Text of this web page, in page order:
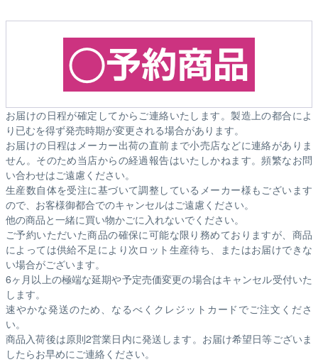
お届けの日程が確定してからご連絡いたします。製造上の都合によ
り已むを得ず発売時期が変更される場合があります。
お届けの日程はメーカー出荷の直前まで小売店などに連絡がありま
せん。そのため当店からの経過報告はいたしかねます。頻繁なお問
い合わせはご遠慮ください。
生産数自体を受注に基づいて調整しているメーカー様もございます
ので、お客様御都合でのキャンセルはご遠慮ください。
他の商品と一緒に買い物かごに入れないでください。
ご予約いただいた商品の確保に可能な限り務めておりますが、商品
によっては供給不足により次ロット生産待ち、またはお届けできな
い場合がございます。
6ヶ月以上の極端な延期や予定売価変更の場合はキャンセル受付いた
します。
速やかな発送のため、なるべくクレジットカードでご注文くださ
い。
商品入荷後は原則2営業日内に発送します。お届け希望日等ございま
したらお早めにご連絡ください。